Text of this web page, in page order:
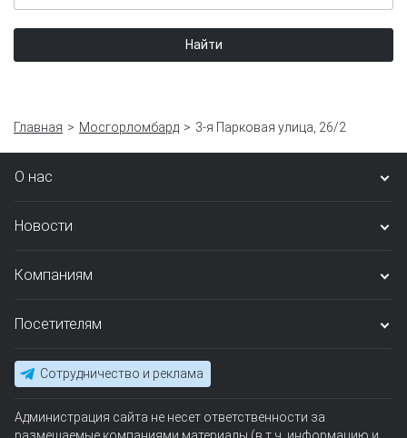
Найти
Главная Мосгорломбард 3-я Парковая улица, 26/2
О нас
Новости
Компаниям
Посетителям
Сотрудничество и реклама
Администрация сайта не несет ответственности за
размещаемые компаниями материалы (в т.ч. информацию и